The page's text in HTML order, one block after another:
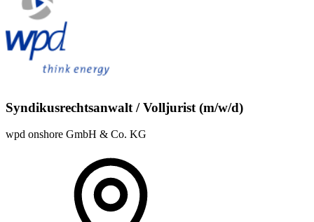
Syndikusrechtsanwalt / Volljurist (m/w/d)
wpd onshore GmbH & Co. KG